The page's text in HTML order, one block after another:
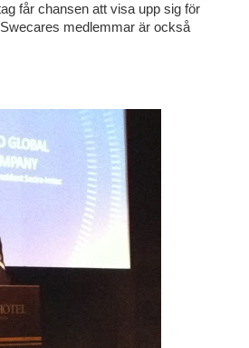
får chansen att visa upp sig för
medlemmar är också